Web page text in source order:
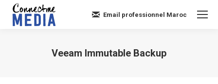
Email professionnel Maroc
Veeam Immutable Backup